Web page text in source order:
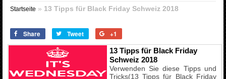
Startseite » 13 Tipps für Black Friday Schweiz 2018
Share Tweet +1
13 Tipps für Black Friday
Schweiz 2018
Verwenden Sie diese Tipps und
Tricks(13 Tipps für Black Friday